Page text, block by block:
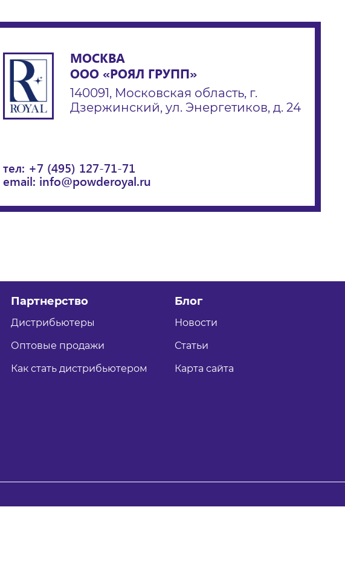
МОСКВА
ООО «РОЯЛ ГРУПП»
140091, Московская область, г.
Дзержинский, ул. Энергетиков, д. 24
тел: +7 (495) 127-71-71
email: info@powderoyal.ru
Партнерство
Дистрибьютеры
Оптовые продажи
Как стать дистрибьютером
Блог
Новости
Статьи
Карта сайта